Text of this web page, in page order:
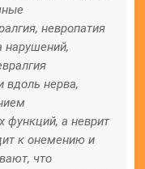
невропатия
нарушений,
вдоль нерва,
функций, а неврит
к онемению и
что